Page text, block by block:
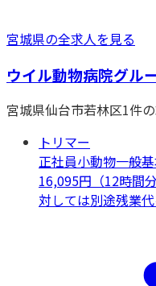
宮城県の全求人を見る
ウイル動物病院グル
宮城県仙台市若林区1件
トリマー
正社員小動物一般
16,095円（12時間
対しては別途残業